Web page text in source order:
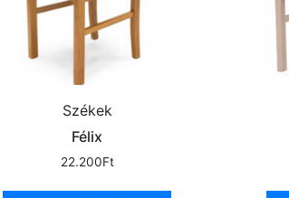
Székek
Félix
22.200Ft